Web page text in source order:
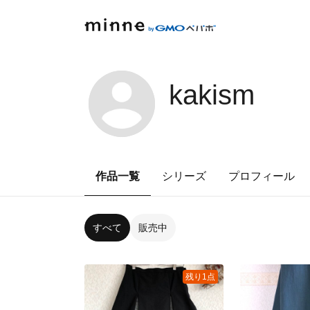
kakism
作品一覧 シリーズ プロフィール
すべて 販売中
残り1点